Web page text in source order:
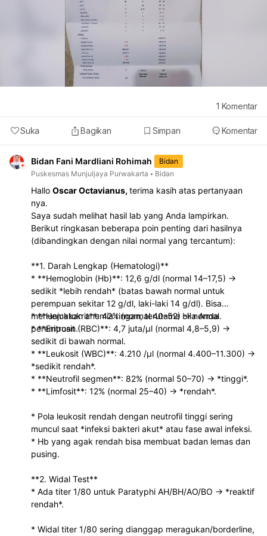
Suka Bagikan Simpan Komentar
1 Komentar
Bidan Fani Mardliani Rohimah
Bidan
Puskesmas Munjuljaya Purwakarta
Bidan
Hallo Oscar Octavianus, terima kasih atas pertanyaan
nya.
Saya sudah melihat hasil lab yang Anda lampirkan.
Berikut ringkasan beberapa poin penting dari hasilnya
(dibandingkan dengan nilai normal yang tercantum):
**1. Darah Lengkap (Hematologi)**
* **Hemoglobin (Hb)**: 12,6 g/dl (normal 14–17,5) →
sedikit *lebih rendah* (batas bawah normal untuk
perempuan sekitar 12 g/dl, laki-laki 14 g/dl). Bisa
menunjukkan anemia ringan, terutama bila Anda
perempuan.
* **Hematokrit**: 42% (normal 40–52) → normal.
* **Eritrosit (RBC)**: 4,7 juta/µl (normal 4,8–5,9) →
sedikit di bawah normal.
* **Leukosit (WBC)**: 4.210 /µl (normal 4.400–11.300) →
*sedikit rendah*.
* **Neutrofil segmen**: 82% (normal 50–70) → *tinggi*.
* **Limfosit**: 12% (normal 25–40) → *rendah*.
* Pola leukosit rendah dengan neutrofil tinggi sering
muncul saat *infeksi bakteri akut* atau fase awal infeksi.
* Hb yang agak rendah bisa membuat badan lemas dan
pusing.
**2. Widal Test**
* Ada titer 1/80 untuk Paratyphi AH/BH/AO/BO → *reaktif
rendah*.
* Widal titer 1/80 sering dianggap meragukan/borderline,